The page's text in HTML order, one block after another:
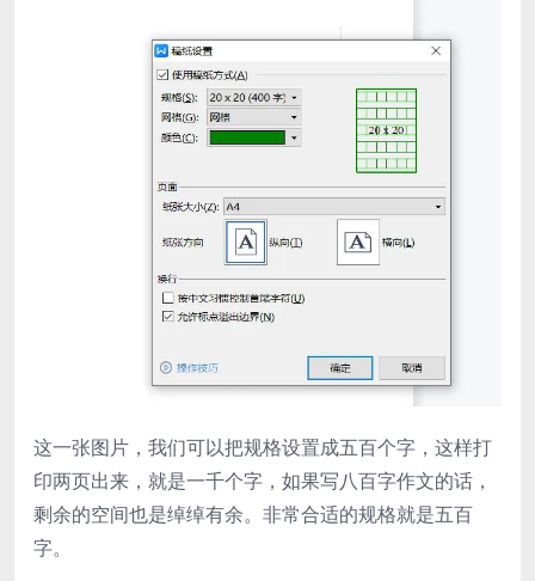
这一张图片，我们可以把规格设置成五百个字，这样打
印两页出来，就是一千个字，如果写八百字作文的话，
剩余的空间也是绰绰有余。非常合适的规格就是五百
字。